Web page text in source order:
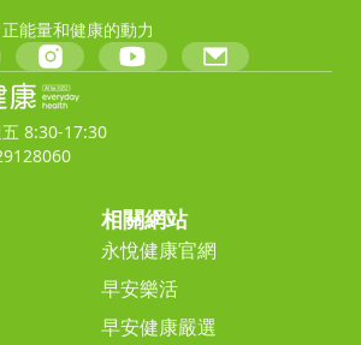
能量和健康的動力
8:30-17:30
相關網站
永悅健康官網
早安樂活
早安健康嚴選